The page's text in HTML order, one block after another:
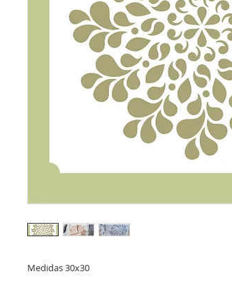
Medidas 30x30